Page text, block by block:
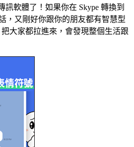
訊軟體了！如果你在 Skype 轉換到
，又剛好你跟你的朋友都有智慧型
大家都拉進來，會發現整個生活跟